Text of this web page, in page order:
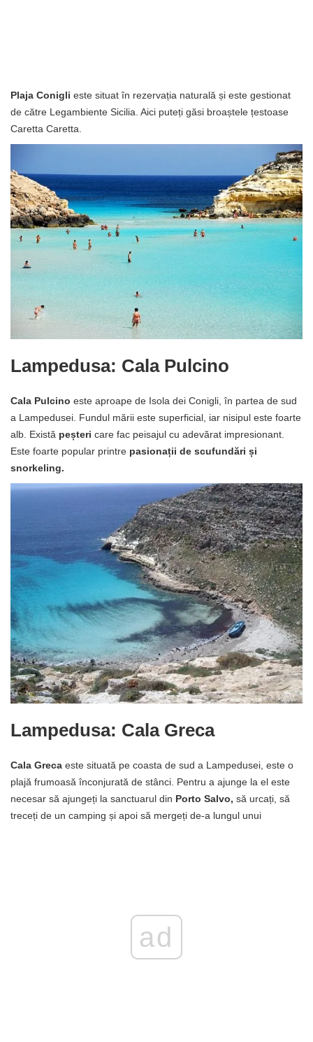
Plaja Conigli este situat în rezervația naturală și este gestionat
de către Legambiente Sicilia. Aici puteți găsi broaștele țestoase
Caretta Caretta.
Lampedusa: Cala Pulcino
Cala Pulcino este aproape de Isola dei Conigli, în partea de sud
a Lampedusei. Fundul mării este superficial, iar nisipul este foarte
alb. Există peșteri care fac peisajul cu adevărat impresionant.
Este foarte popular printre pasionații de scufundări și
snorkeling.
Lampedusa: Cala Greca
Cala Greca este situată pe coasta de sud a Lampedusei, este o
plajă frumoasă înconjurată de stânci. Pentru a ajunge la el este
necesar să ajungeți la sanctuarul din Porto Salvo, să urcați, să
treceți de un camping și apoi să mergeți de-a lungul unui
ad